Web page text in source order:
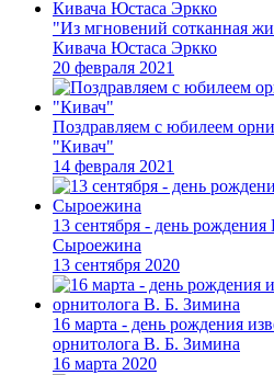
"Из мгновений сотканная
Кивача Юстаса Эркко
20 февраля 2021
Поздравляем с юбилеем
"Кивач"
14 февраля 2021
13 сентября - день
Сыроежина
13 сентября 2020
16 марта - день рождения
орнитолога В. Б. Зимина
16 марта 2020